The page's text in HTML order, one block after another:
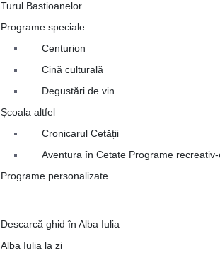
Turul Bastioanelor
Programe speciale
Centurion
Cină culturală
Degustări de vin
Școala altfel
Cronicarul Cetății
Aventura în Cetate Programe
Programe personalizate
Descarcă ghid în Alba Iulia
Alba Iulia la zi